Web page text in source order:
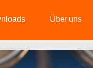
Über uns